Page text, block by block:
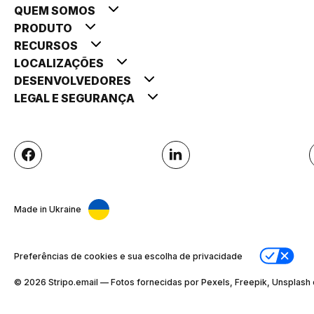
QUEM SOMOS
PRODUTO
RECURSOS
LOCALIZAÇÕES
DESENVOLVEDORES
LEGAL E SEGURANÇA
Made in Ukraine
Preferências de cookies e sua escolha de privacidade
© 2026 Stripо.email — Fotos fornecidas por Pexels, Freepik, Unsplash